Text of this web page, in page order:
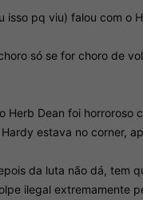
e dedo no olho.
pq viu) falou com o
só se for choro de
Dean foi
estava no corner,
da luta não dá, tem
ilegal extremamente